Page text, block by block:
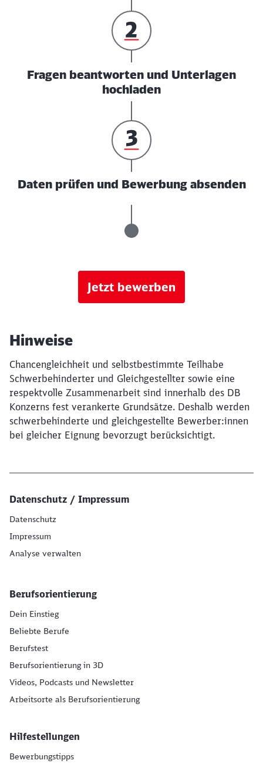
Fragen beantworten und Unterlagen
hochladen
Daten prüfen und Bewerbung absenden
Jetzt bewerben
Hinweise
Chancengleichheit und selbstbestimmte Teilhabe
Schwerbehinderter und Gleichgestellter sowie eine
respektvolle Zusammenarbeit sind innerhalb des DB
Konzerns fest verankerte Grundsätze. Deshalb werden
schwerbehinderte und gleichgestellte Bewerber:innen
bei gleicher Eignung bevorzugt berücksichtigt.
Datenschutz / Impressum
Datenschutz
Impressum
Analyse verwalten
Berufsorientierung
Dein Einstieg
Beliebte Berufe
Berufstest
Berufsorientierung in 3D
Videos, Podcasts und Newsletter
Arbeitsorte als Berufsorientierung
Hilfestellungen
Bewerbungstipps